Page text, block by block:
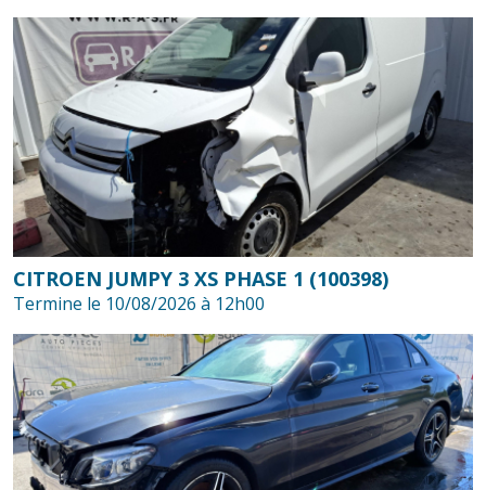
CITROEN JUMPY 3 XS PHASE 1 (100398)
Termine le 10/08/2026 à 12h00